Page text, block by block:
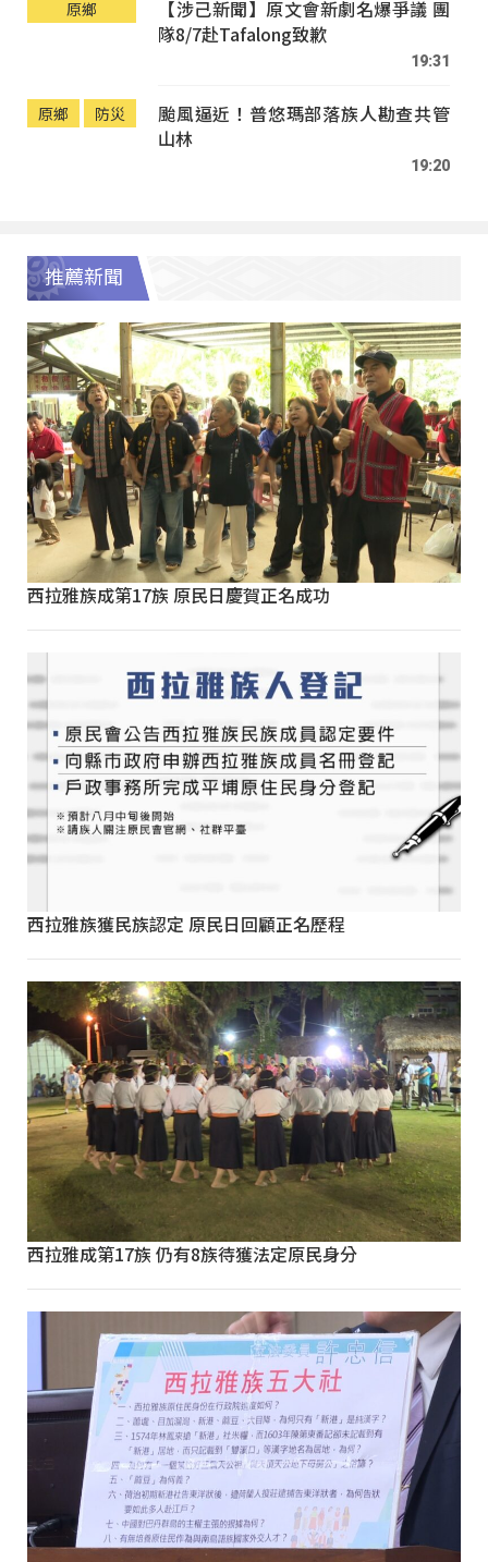
原鄉
【涉己新聞】原文會新劇名爆爭議 團
隊8/7赴Tafalong致歉
19:31
原鄉 防災
颱風逼近！普悠瑪部落族人勘查共管
山林
19:20
推薦新聞
西拉雅族成第17族 原民日慶賀正名成功
西拉雅族獲民族認定 原民日回顧正名歷程
西拉雅成第17族 仍有8族待獲法定原民身分